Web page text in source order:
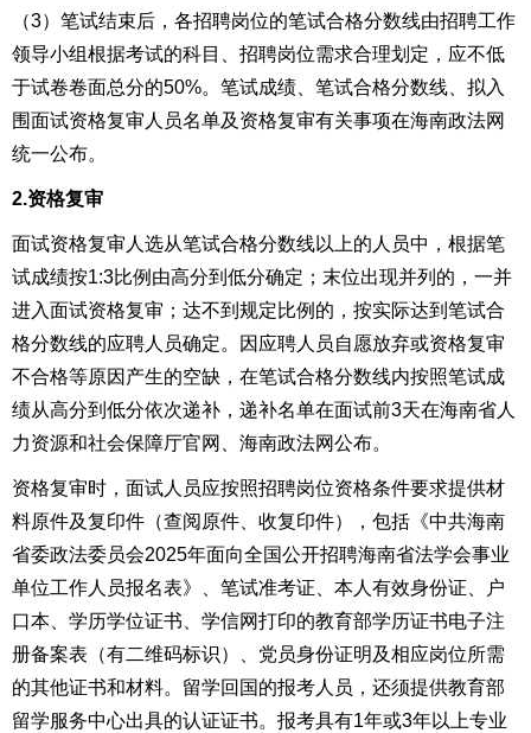
（3）笔试结束后， 各招聘岗位的笔试合格分数线由招聘工作
领导小组根据考试的科目、招聘岗位需求合理划定，应不低
于试卷卷面总分的50%。 笔试成绩、笔试合格分数线、拟入
围面试资格复审人员名单及资格复审有关事项在海南政法网
统一公布。
2.资格复审
面试资格复审人选从笔试合格分数线以上的人员中，根据笔
试成绩按1:3比例由高分到低分确定 ； 末位出现并列的，一并
进入面试资格复审 ； 达不到规定比例的，按实际达到笔试合
格分数线的应聘人员确定。因应聘人员自愿放弃或资格复审
不合格等原因产生的空缺， 在笔试合格分数线内按照笔试成
绩从高分到低分依次递补， 递补名单在面试前3天在海南省人
力资源和社会保障厅官网、 海南政法网公布。
资格复审时，面试人员应按照招聘岗位资格条件要求提供材
料原件及复印件（查阅原件、收复印件），包括《中共海南
省委政法委员会2025年面向全国公开招聘海南省法学会事业
单位工作人员报名表》、笔试准考证、 本人有效身份证、户
口本、学历学位证书、学信网打印的教育部学历证书电子注
册备案表（有二维码标识）
、党员身份证明 及相应岗位所需
的其他证书和材料。留学回国的报考人员，还须提供教育部
留学服务中心出具的认证证书。 报考具有1年或3年以上专业